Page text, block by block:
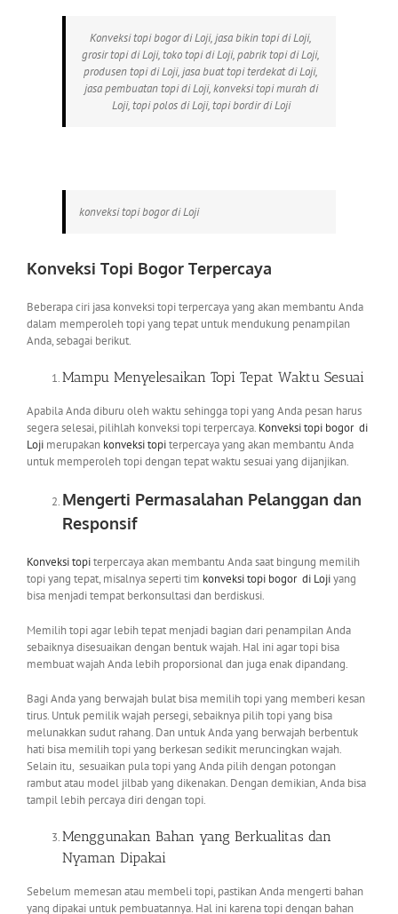
Konveksi topi bogor di Loji, jasa bikin topi di Loji,
grosir topi di Loji, toko topi di Loji, pabrik topi di Loji,
produsen topi di Loji, jasa buat topi terdekat di Loji,
jasa pembuatan topi di Loji, konveksi topi murah di
Loji, topi polos di Loji, topi bordir di Loji
konveksi topi bogor di Loji
Konveksi Topi Bogor Terpercaya
Beberapa ciri jasa konveksi topi terpercaya yang akan membantu Anda
dalam memperoleh topi yang tepat untuk mendukung penampilan
Anda, sebagai berikut.
Mampu Menyelesaikan Topi Tepat Waktu Sesuai
Apabila Anda diburu oleh waktu sehingga topi yang Anda pesan harus
segera selesai, pilihlah konveksi topi terpercaya. Konveksi topi bogor di
Loji merupakan konveksi topiterpercaya yang akan membantu Anda
untuk memperoleh topi dengan tepat waktu sesuai yang dijanjikan.
Mengerti Permasalahan Pelanggan dan
Responsif
Konveksi topiterpercaya akan membantu Anda saat bingung memilih
topi yang tepat, misalnya seperti tim konveksi topi bogor di Lojiyang
bisa menjadi tempat berkonsultasi dan berdiskusi.
Memilih topi agar lebih tepat menjadi bagian dari penampilan Anda
sebaiknya disesuaikan dengan bentuk wajah. Hal ini agar topi bisa
membuat wajah Anda lebih proporsional dan juga enak dipandang.
Bagi Anda yang berwajah bulat bisa memilih topi yang memberi kesan
tirus. Untuk pemilik wajah persegi, sebaiknya pilih topi yang bisa
melunakkan sudut rahang. Dan untuk Anda yang berwajah berbentuk
hati bisa memilih topi yang berkesan sedikit meruncingkan wajah.
Selain itu, sesuaikan pula topi yang Anda pilih dengan potongan
rambut atau model jilbab yang dikenakan. Dengan demikian, Anda bisa
tampil lebih percaya diri dengan topi.
Menggunakan Bahan yang Berkualitas dan
Nyaman Dipakai
Sebelum memesan atau membeli topi, pastikan Anda mengerti bahan
yang dipakai untuk pembuatannya. Hal ini karena topi dengan bahan